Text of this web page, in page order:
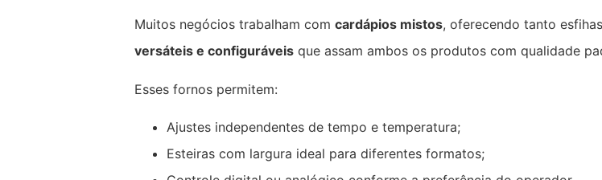
Muitos negócios trabalham com cardápios mistos, oferecendo tanto
versáteis e configuráveis que assam ambos os produtos com qualidade
Esses fornos permitem:
Ajustes independentes de tempo e temperatura;
Esteiras com largura ideal para diferentes formatos;